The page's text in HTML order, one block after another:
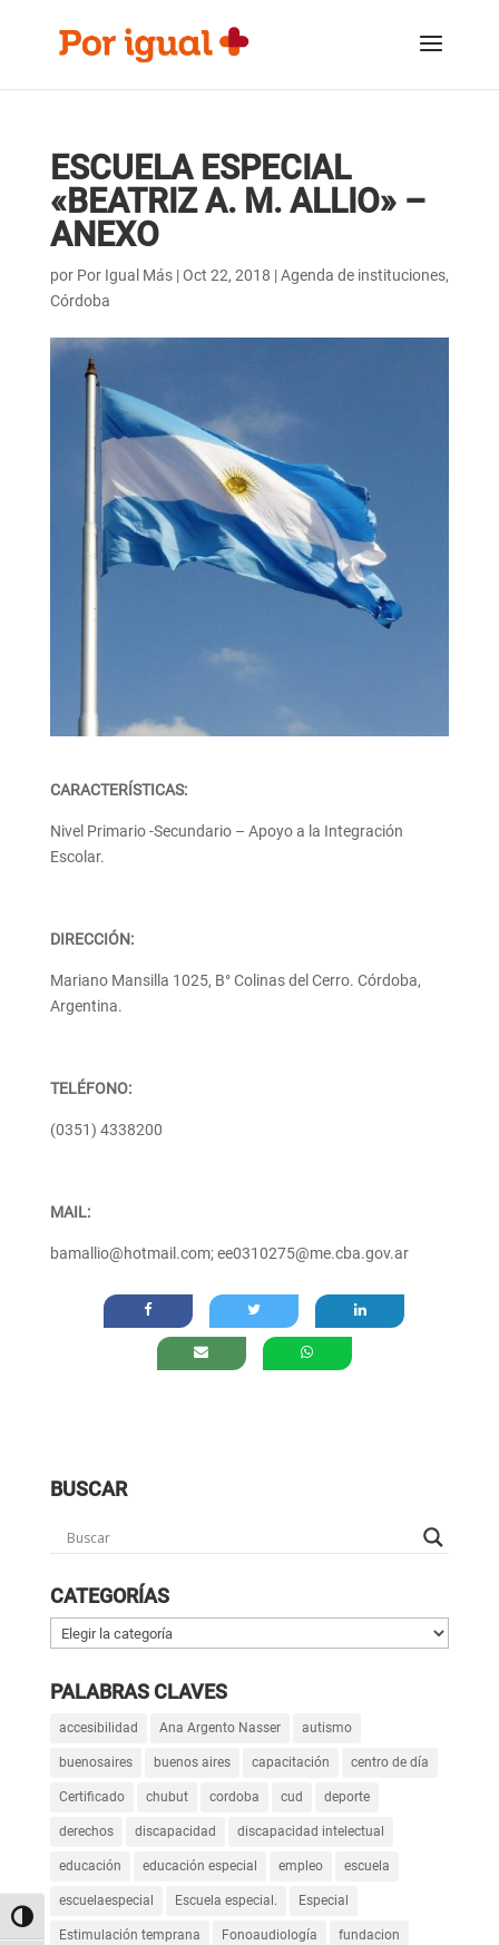
contenido
navegación
Alternar alto contraste
ESCUELA ESPECIAL
«BEATRIZ A. M. ALLIO» –
ANEXO
por Por Igual Más|Oct 22, 2018 |Agenda de instituciones,
Córdoba
CARACTERÍSTICAS:
Nivel Primario -Secundario – Apoyo a la Integración
Escolar.
DIRECCIÓN:
Mariano Mansilla 1025, B° Colinas del Cerro. Córdoba,
Argentina.
TELÉFONO:
(0351) 4338200
MAIL:
bamallio@hotmail.com; ee0310275@me.cba.gov.ar
BUSCAR
CATEGORÍAS
Categorías
PALABRAS CLAVES
accesibilidad Ana Argento Nasser autismo
buenosaires buenos aires capacitación centro de día
Certificado chubut cordoba cud deporte
derechos discapacidad discapacidad intelectual
educación educación especial empleo escuela
escuelaespecial Escuela especial. Especial
Estimulación temprana Fonoaudiología fundacion